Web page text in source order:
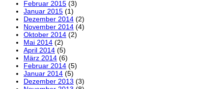
Februar 2015 (3)
Januar 2015 (1)
Dezember 2014 (2)
November 2014 (4)
Oktober 2014 (2)
Mai 2014 (2)
April 2014 (5)
März 2014 (6)
Februar 2014 (5)
Januar 2014 (5)
Dezember 2013 (3)